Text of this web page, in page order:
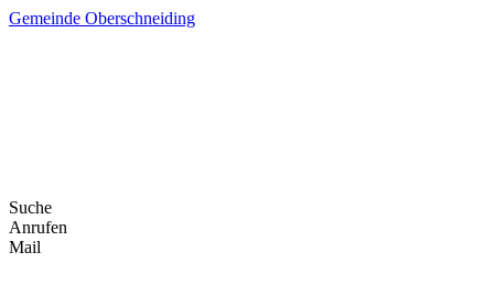
Skip
Gemeinde Oberschneiding
Suche
Anrufen
Mail